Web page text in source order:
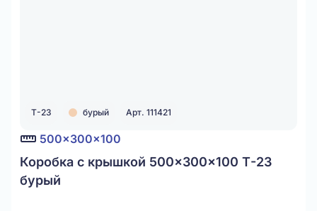
Т-23 бурый Арт. 111421
500x300x100
Коробка с крышкой 500x300x100 Т-23
бурый